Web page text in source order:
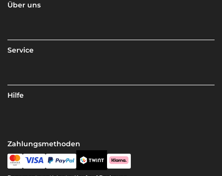
Über uns
Service
Hilfe
Zahlungsmethoden